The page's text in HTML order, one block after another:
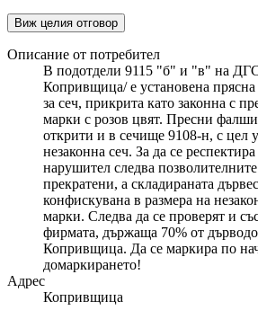
Виж целия отговор
Описание от потребител
В подотдели 9115 "б" и "в" на
Копривщица/ е установена прясна
за сеч, прикрита като законна с
марки с розов цвят. Пресни
открити и в сечище 9108-н, с цел
незаконна сеч. За да се
нарушител следва позволителните
прекратени, а складираната
конфискувана в размера на
марки. Следва да се проверят и
фирмата, държаща 70% от
Копривщица. Да се маркира по
домаркирането!
Адрес
Копривщица